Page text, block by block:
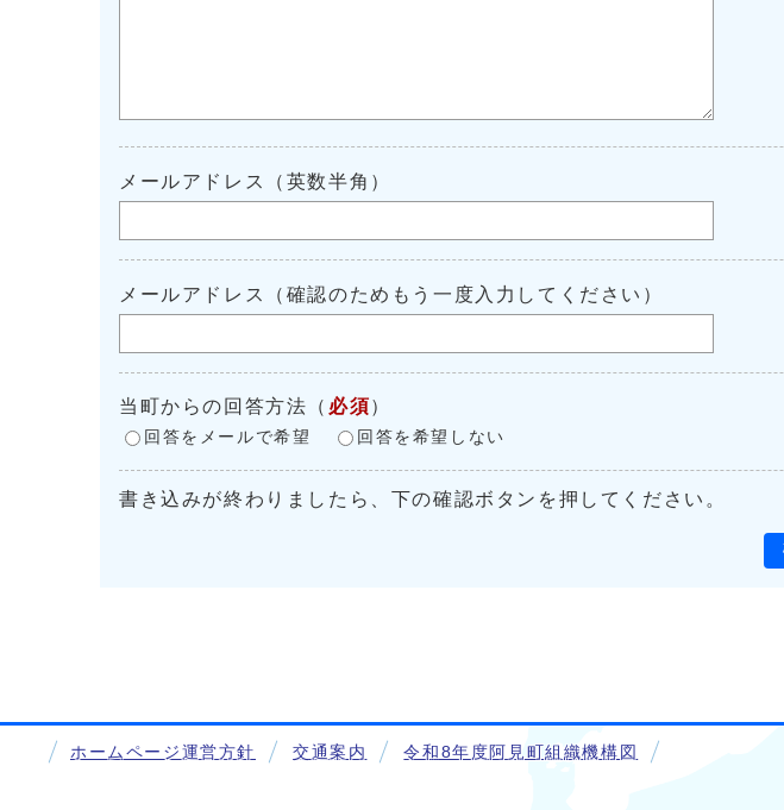
メールアドレス（英数半角）
メールアドレス（確認のためもう一度入力してください）
当町からの回答方法 （ 必須）
回答をメールで希望 回答を希望しない
書き込みが終わりましたら、下の確認ボタンを押してください。
ホームページ運営方針 交通案内 令和8年度阿見町組織機構図